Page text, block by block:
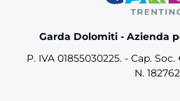
Garda Dolomiti - Azienda
P. IVA 01855030225. - Cap.
N. 182762